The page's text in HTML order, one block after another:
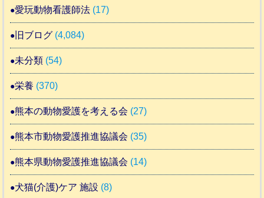
愛玩動物看護師法 (17)
旧ブログ (4,084)
未分類 (54)
栄養 (370)
熊本の動物愛護を考える会 (27)
熊本市動物愛護推進協議会 (35)
熊本県動物愛護推進協議会 (14)
犬猫(介護)ケア 施設 (8)